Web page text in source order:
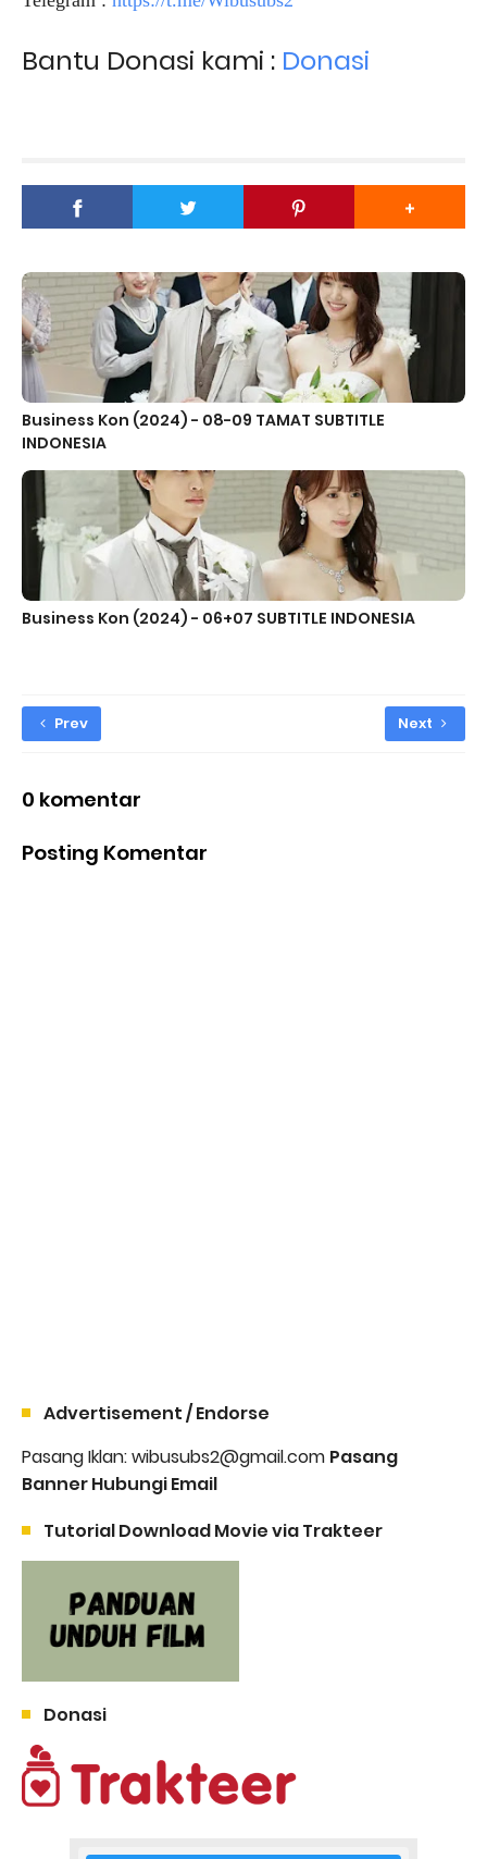
Bantu Donasi kami : Donasi
Business Kon (2024) - 08-09 TAMAT SUBTITLE
INDONESIA
Business Kon (2024) - 06+07 SUBTITLE INDONESIA
Prev Next
0 komentar
Posting Komentar
Advertisement / Endorse
Pasang Iklan: wibusubs2@gmail.com Pasang
Banner Hubungi Email
Tutorial Download Movie via Trakteer
Donasi